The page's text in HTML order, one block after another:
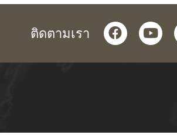
ติดตามเรา facebook